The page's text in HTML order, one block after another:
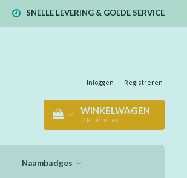
SNELLE LEVERING & GOEDE SERVICE
Inloggen | Registreren
WINKELWAGEN
0 Producten
Naambadges